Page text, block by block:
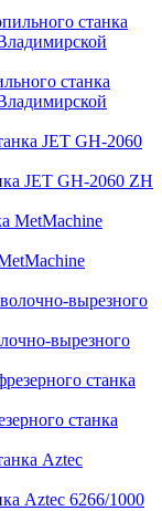
станка
JET GH-2060 ZH
вырезного
станка
Aztec 6266/1000